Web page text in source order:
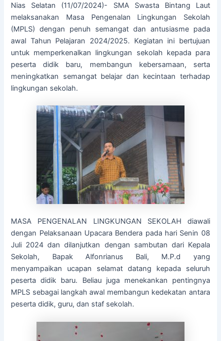
Nias Selatan (11/07/2024)- SMA Swasta Bintang Laut
melaksanakan Masa Pengenalan Lingkungan Sekolah
(MPLS) dengan penuh semangat dan antusiasme pada
awal Tahun Pelajaran 2024/2025. Kegiatan ini bertujuan
untuk memperkenalkan lingkungan sekolah kepada para
peserta didik baru, membangun kebersamaan, serta
meningkatkan semangat belajar dan kecintaan terhadap
lingkungan sekolah.
MASA PENGENALAN LINGKUNGAN SEKOLAH diawali
dengan Pelaksanaan Upacara Bendera pada hari Senin 08
Juli 2024 dan dilanjutkan dengan sambutan dari Kepala
Sekolah, Bapak Alfonrianus Bali, M.P.d yang
menyampaikan ucapan selamat datang kepada seluruh
peserta didik baru. Beliau juga menekankan pentingnya
MPLS sebagai langkah awal membangun kedekatan antara
peserta didik, guru, dan staf sekolah.